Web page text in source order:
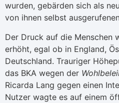
wurden, gebärden sich als
von ihnen selbst
Der Druck auf die Menschen
erhöht, egal ob in England,
Deutschland. Trauriger
das BKA wegen der
Ricarda Lang gegen einen
Nutzer wagte es auf einem